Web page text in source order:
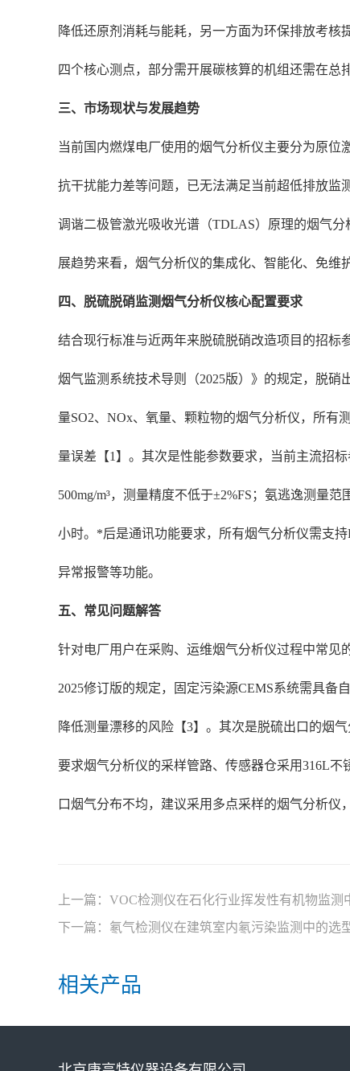
降低还原剂消耗与能耗，另一方面为环保排放考核
四个核心测点，部分需开展碳核算的机组还需在总
三、市场现状与发展趋势
当前国内燃煤电厂使用的烟气分析仪主要分为原位
抗干扰能力差等问题，已无法满足当前超低排放监
调谐二极管激光吸收光谱（TDLAS）原理的烟气
展趋势来看，烟气分析仪的集成化、智能化、免维
四、脱硫脱硝监测烟气分析仪核心配置要求
结合现行标准与近两年来脱硫脱硝改造项目的招标
烟气监测系统技术导则（2025版）》的规定，脱
量SO2、NOx、氧量、颗粒物的烟气分析仪，所有
量误差【1】。其次是性能参数要求，当前主流招
500mg/m³，测量精度不低于±2%FS；氨逃逸测量
小时。*后是通讯功能要求，所有烟气分析仪需支
异常报警等功能。
五、常见问题解答
针对电厂用户在采购、运维烟气分析仪过程中常见
2025修订版的规定，固定污染源CEMS系统需具
降低测量漂移的风险【3】。其次是脱硫出口的烟
要求烟气分析仪的采样管路、传感器仓采用316L
口烟气分布不均，建议采用多点采样的烟气分析仪
上一篇： VOC检测仪在石化行业挥发性有机物监测
下一篇： 氡气检测仪在建筑室内氡污染监测中的选
相关产品